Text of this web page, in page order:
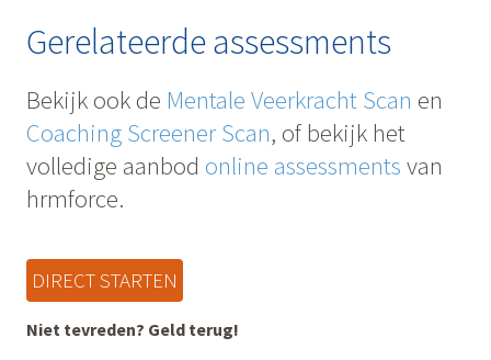
Gerelateerde assessments
Bekijk ook de Mentale Veerkracht Scan en
Coaching Screener Scan, of bekijk het
volledige aanbod online assessments van
hrmforce.
DIRECT STARTEN
Niet tevreden? Geld terug!